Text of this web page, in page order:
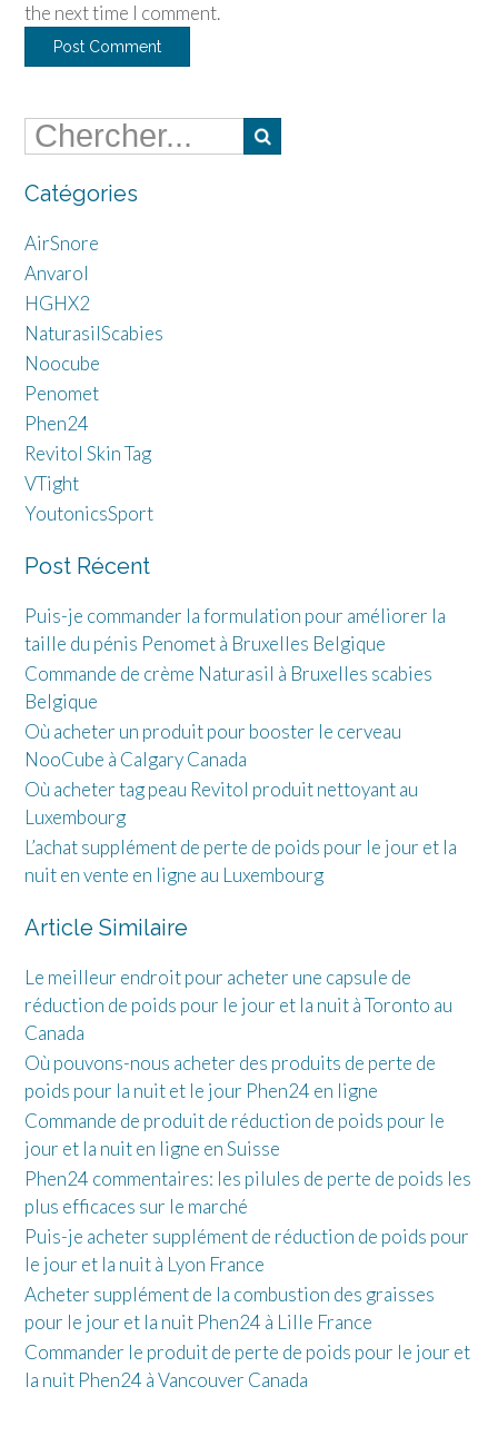
the next time I comment.
Catégories
AirSnore
Anvarol
HGHX2
NaturasilScabies
Noocube
Penomet
Phen24
Revitol Skin Tag
VTight
YoutonicsSport
Post Récent
Puis-je commander la formulation pour améliorer la
taille du pénis Penomet à Bruxelles Belgique
Commande de crème Naturasil à Bruxelles scabies
Belgique
Où acheter un produit pour booster le cerveau
NooCube à Calgary Canada
Où acheter tag peau Revitol produit nettoyant au
Luxembourg
L’achat supplément de perte de poids pour le jour et la
nuit en vente en ligne au Luxembourg
Article Similaire
Le meilleur endroit pour acheter une capsule de
réduction de poids pour le jour et la nuit à Toronto au
Canada
Où pouvons-nous acheter des produits de perte de
poids pour la nuit et le jour Phen24 en ligne
Commande de produit de réduction de poids pour le
jour et la nuit en ligne en Suisse
Phen24 commentaires: les pilules de perte de poids les
plus efficaces sur le marché
Puis-je acheter supplément de réduction de poids pour
le jour et la nuit à Lyon France
Acheter supplément de la combustion des graisses
pour le jour et la nuit Phen24 à Lille France
Commander le produit de perte de poids pour le jour et
la nuit Phen24 à Vancouver Canada